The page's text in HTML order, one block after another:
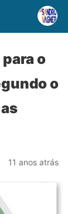
o
o
11 anos atrás